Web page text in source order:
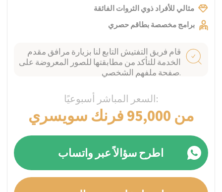
زيورخ، سويسرا
The Balance RehabClinic
تم التحقق
منه
برامج العيادات الخارجية المخصصة والعيش بلا
إدمان لصحة النفسية وعلاج الإدمان، مع تقديم
رعاية فردية لكل عميل وعلاج متعدد التخصصات
أقصى درجات السرية